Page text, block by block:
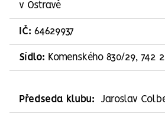
v Ostravě
IČ: 64629937
Sídlo: Komenského 830/29, 742
Předseda klubu: Jaroslav